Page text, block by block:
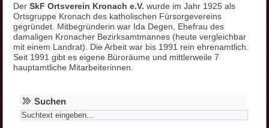
DerSkF Ortsverein Kronach e.V. wurde im Jahr 1925 als
Ortsgruppe Kronach des katholischen Fürsorgevereins
gegründet. Mitbegründerin war Ida Degen, Ehefrau des
damaligen Kronacher Bezirksamtmannes (heute vergleichbar
mit einem Landrat). Die Arbeit war bis 1991 rein ehrenamtlich.
Seit 1991 gibt es eigene Büroräume und mittlerweile 7
hauptamtliche Mitarbeiterinnen.
Suchen